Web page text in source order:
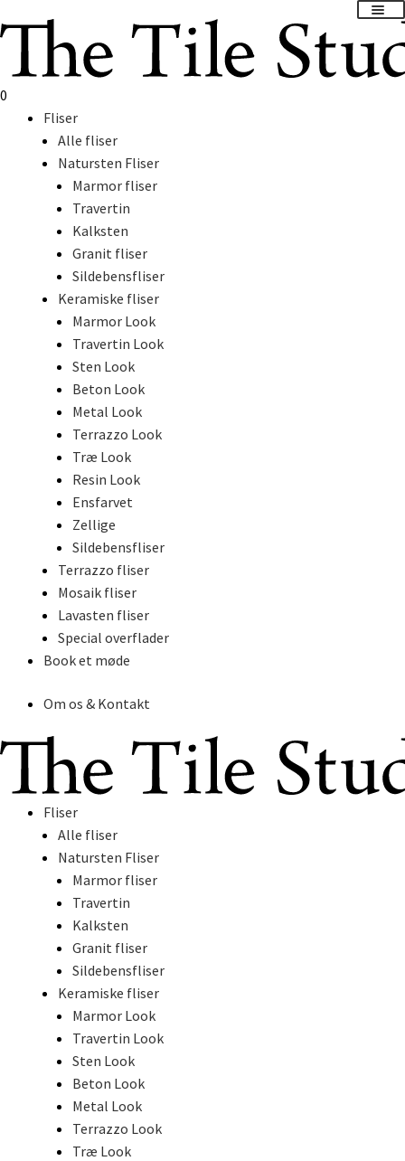
til
navigation
til
indhold
0
Fliser
Alle fliser
Natursten Fliser
Marmor fliser
Travertin
Kalksten
Granit fliser
Sildebensfliser
Keramiske fliser
Marmor Look
Travertin Look
Sten Look
Beton Look
Metal Look
Terrazzo Look
Træ Look
Resin Look
Ensfarvet
Zellige
Sildebensfliser
Terrazzo fliser
Mosaik fliser
Lavasten fliser
Special overflader
Book et møde
Om os & Kontakt
Fliser
Alle fliser
Natursten Fliser
Marmor fliser
Travertin
Kalksten
Granit fliser
Sildebensfliser
Keramiske fliser
Marmor Look
Travertin Look
Sten Look
Beton Look
Metal Look
Terrazzo Look
Træ Look